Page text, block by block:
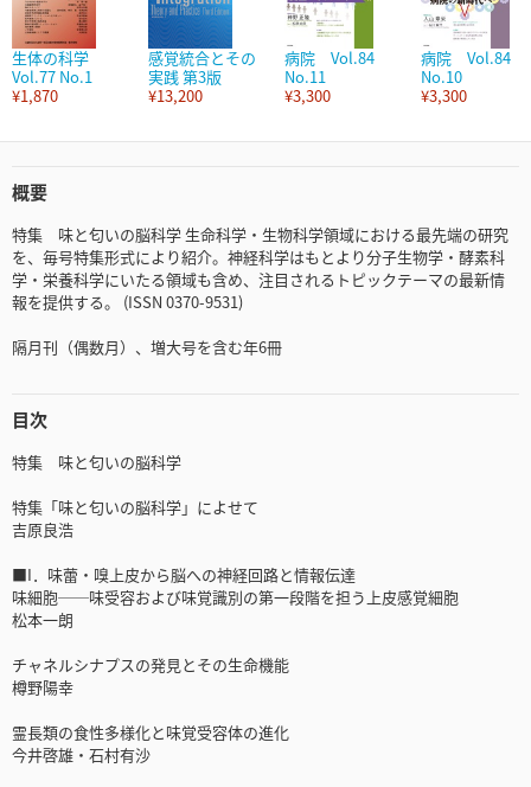
生体の科学
Vol.77 No.1
¥1,870
感覚統合とその
実践 第3版
¥13,200
病院 Vol.84
No.11
¥3,300
病院 Vol.84
No.10
¥3,300
概要
特集 味と匂いの脳科学 生命科学・生物科学領域における最先端の研究
を、毎号特集形式により紹介。神経科学はもとより分子生物学・酵素科
学・栄養科学にいたる領域も含め、注目されるトピックテーマの最新情
報を提供する。 (ISSN 0370-9531)
隔月刊（偶数月）、増大号を含む年6冊
目次
特集 味と匂いの脳科学
特集「味と匂いの脳科学」によせて
吉原良浩
■I．味蕾・嗅上皮から脳への神経回路と情報伝達
味細胞──味受容および味覚識別の第一段階を担う上皮感覚細胞
松本一朗
チャネルシナプスの発見とその生命機能
樽野陽幸
霊長類の食性多様化と味覚受容体の進化
今井啓雄・石村有沙